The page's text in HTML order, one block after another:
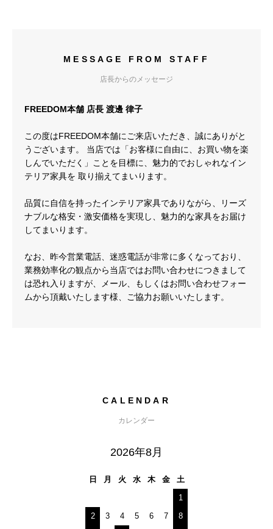
MESSAGE FROM STAFF
店長からのメッセージ
FREEDOM本舗 店長 渡邊 律子
この度はFREEDOM本舗にご来店いただき、誠にありがと
うございます。 当店では「お客様に自由に、お買い物を楽
しんでいただく」ことを目標に、魅力的でおしゃれなイン
テリア家具を 取り揃えてまいります。
品質に自信を持ったインテリア家具でありながら、リーズ
ナブルな格安・激安価格を実現し、魅力的な家具をお届け
してまいります。
なお、昨今営業電話、迷惑電話が非常に多くなっており、
業務効率化の観点から当店ではお問い合わせにつきまして
は恐れ入りますが、メール、もしくはお問い合わせフォー
ムから頂戴いたします様、ご協力お願いいたします。
CALENDAR
カレンダー
2026年8月
日 月 火 水 木 金
土
1
2
3 4 5 6 7
8